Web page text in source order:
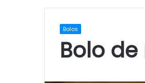
Bolos
Bolo